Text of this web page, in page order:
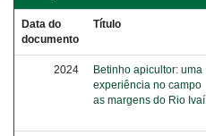
Data do
documento
Título
2024
Betinho apicultor: uma
experiência no campo
as margens do Rio Ivaí